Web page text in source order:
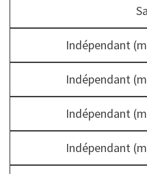
Indépendant
Indépendant
Indépendant
Indépendant